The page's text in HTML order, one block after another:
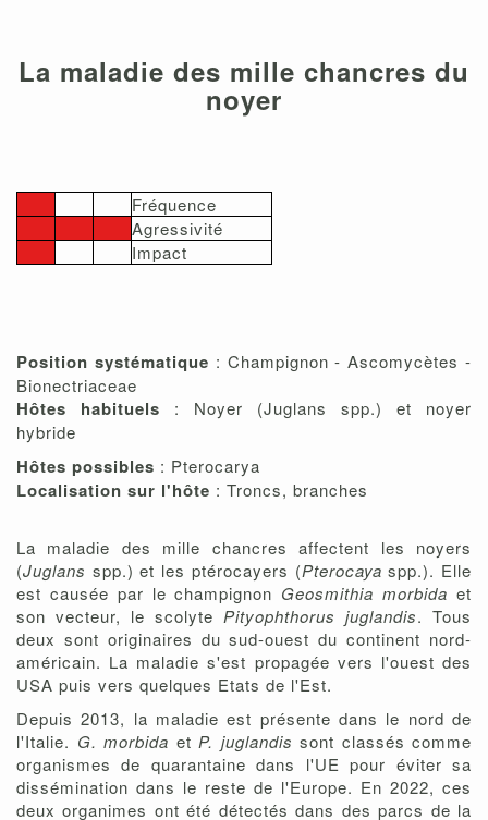
La maladie des mille chancres du
noyer
Fréquence
Agressivité
Impact
Position systématique : Champignon - Ascomycètes -
Bionectriaceae
Hôtes habituels : Noyer (Juglans spp.) et noyer
hybride
Hôtes possibles : Pterocarya
Localisation sur l'hôte : Troncs, branches
La maladie des mille chancres affectent les noyers
(Juglans spp.) et les ptérocayers (Pterocaya spp.). Elle
est causée par le champignon Geosmithia morbida et
son vecteur, le scolyte Pityophthorus juglandis. Tous
deux sont originaires du sud-ouest du continent nord-
américain. La maladie s'est propagée vers l'ouest des
USA puis vers quelques Etats de l'Est.
Depuis 2013, la maladie est présente dans le nord de
l'Italie. G. morbida et P. juglandis sont classés comme
organismes de quarantaine dans l'UE pour éviter sa
dissémination dans le reste de l'Europe. En 2022, ces
deux organimes ont été détectés dans des parcs de la